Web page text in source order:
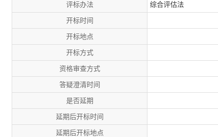
评标办法 综合评估法
开标时间
开标地点
开标方式
资格审查方式
答疑澄清时间
是否延期
延期后开标时间
延期后开标地点